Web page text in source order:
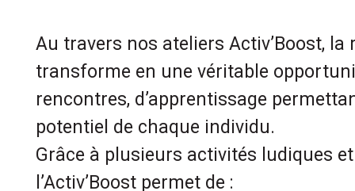
Au travers nos ateliers Activ’Boost, la
transforme en une véritable
rencontres, d’apprentissage
potentiel de chaque individu.
Grâce à plusieurs activités ludiques
l’Activ’Boost permet de :